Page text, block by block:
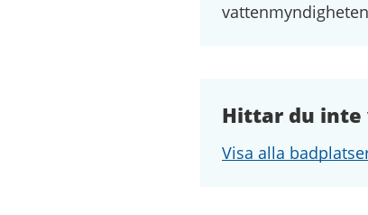
Hittar du inte
Visa alla